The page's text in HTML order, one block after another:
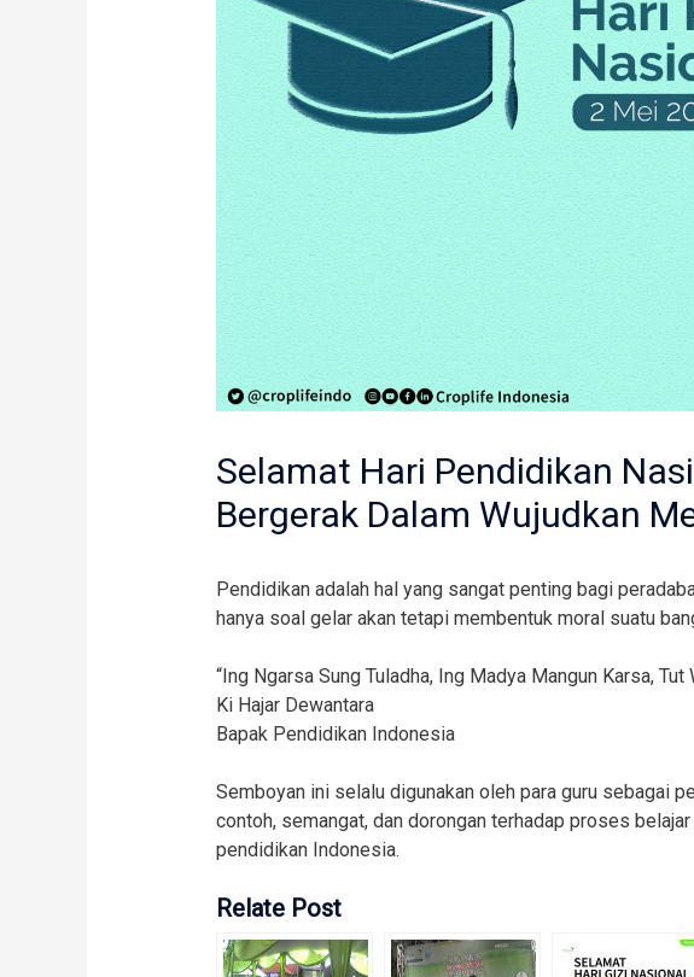
Selamat Hari Pendidikan
Bergerak Dalam Wujudkan
Pendidikan adalah hal yang sangat penting bagi
hanya soal gelar akan tetapi membentuk moral suatu
“Ing Ngarsa Sung Tuladha, Ing Madya Mangun Karsa, Tut
Ki Hajar Dewantara
Bapak Pendidikan Indonesia
Semboyan ini selalu digunakan oleh para guru sebagai
contoh, semangat, dan dorongan terhadap proses
pendidikan Indonesia.
Relate Post